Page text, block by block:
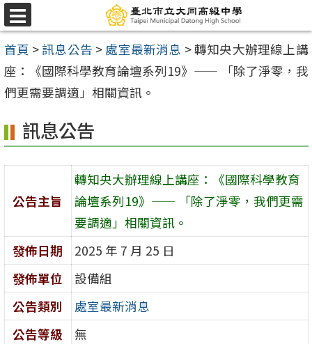
跳
至
主
要
內
區
選
單
首頁 >訊息公告 > 處室最新消息 >轉知央大辦理線上講
座：《國際科學教育論壇系列19》—— 「除了淨零，我
們更需要調適」相關資訊。
訊息公告
公告主旨
轉知央大辦理線上講座：《國際科學教育
論壇系列19》—— 「除了淨零，我們更需
要調適」相關資訊。
發佈日期
2025 年 7 月 25 日
發佈單位
設備組
公告類別
處室最新消息
公告等級
無